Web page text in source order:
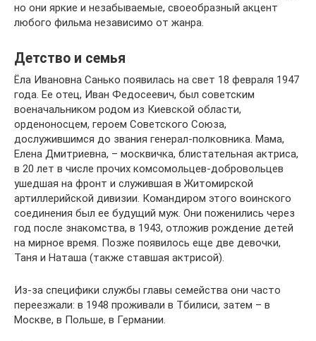
но они яркие и незабываемые, своеобразный акцент
любого фильма независимо от жанра.
Детство и семья
Ёла Ивановна Санько появилась на свет 18 февраля 1947
года. Ее отец, Иван Федосеевич, был советским
военачальником родом из Киевской области,
орденоносцем, героем Советского Союза,
дослужившимся до звания генерал-полковника. Мама,
Елена Дмитриевна, – москвичка, блистательная актриса,
в 20 лет в числе прочих комсомольцев-добровольцев
ушедшая на фронт и служившая в Житомирской
артиллерийской дивизии. Командиром этого воинского
соединения был ее будущий муж. Они поженились через
год после знакомства, в 1943, отложив рождение детей
на мирное время. Позже появилось еще две девочки,
Таня и Наташа (также ставшая актрисой).
Из-за специфики службы главы семейства они часто
переезжали: в 1948 проживали в Тбилиси, затем – в
Москве, в Польше, в Германии.